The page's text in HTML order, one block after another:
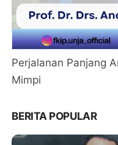
Perjalanan Panjang
Mimpi
BERITA POPULAR